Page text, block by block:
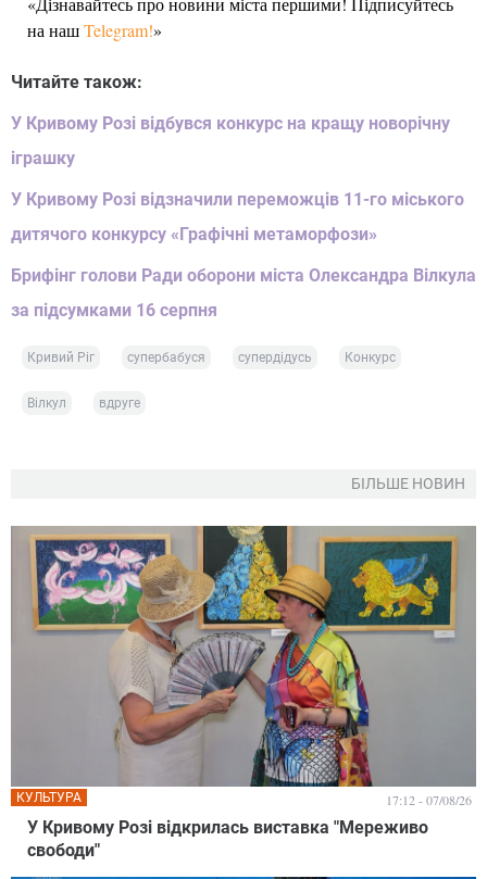
на нашTelegram!»
Читайте також:
У Кривому Розі відбувся конкурс на кращу новорічну
іграшку
У Кривому Розі відзначили переможців 11-го міського
дитячого конкурсу «Графічні метаморфози»
Брифінг голови Ради оборони міста Олександра Вілкула
за підсумками 16 серпня
Кривий Ріг супербабуся супердідусь Конкурс
Вілкул вдруге
БІЛЬШЕ НОВИН
У Кривому Розі відкрилась виставка "Мереживо
свободи"
КУЛЬТУРА 17:12 - 07/08/26